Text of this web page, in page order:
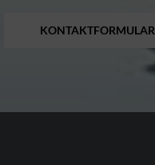
KONTAKTFORMULAR